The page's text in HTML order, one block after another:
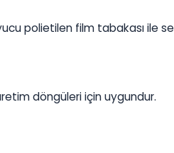
polietilen film tabakası ile
döngüleri için uygundur.